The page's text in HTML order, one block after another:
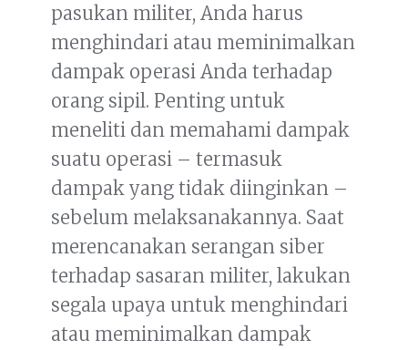
pasukan militer, Anda harus
menghindari atau meminimalkan
dampak operasi Anda terhadap
orang sipil. Penting untuk
meneliti dan memahami dampak
suatu operasi – termasuk
dampak yang tidak diinginkan –
sebelum melaksanakannya. Saat
merencanakan serangan siber
terhadap sasaran militer, lakukan
segala upaya untuk menghindari
atau meminimalkan dampak